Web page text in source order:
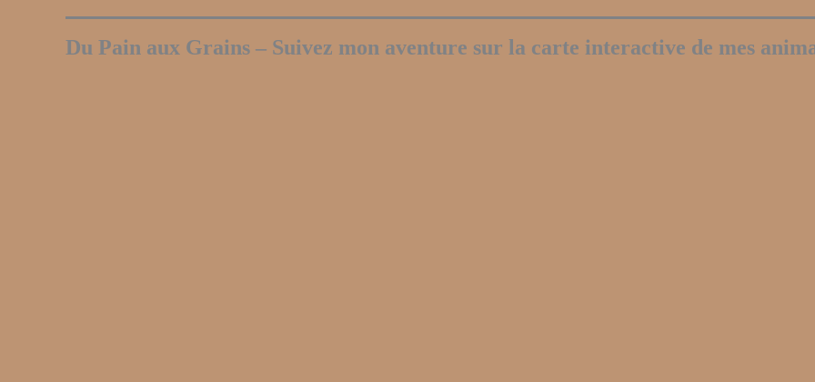
Du Pain aux Grains – Suivez mon aventure sur la carte interactive de mes